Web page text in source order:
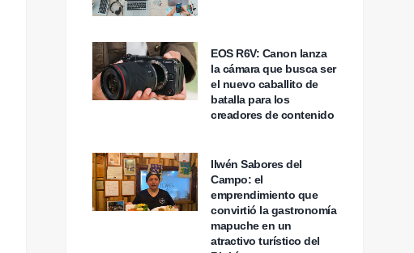
EOS R6V: Canon lanza
la cámara que busca ser
el nuevo caballito de
batalla para los
creadores de contenido
Ilwén Sabores del
Campo: el
emprendimiento que
convirtió la gastronomía
mapuche en un
atractivo turístico del